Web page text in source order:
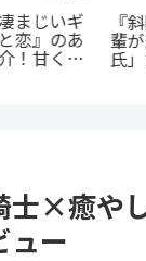
闇
解
「花言葉
生ファン
贈るキヅ
士×癒や
ュー